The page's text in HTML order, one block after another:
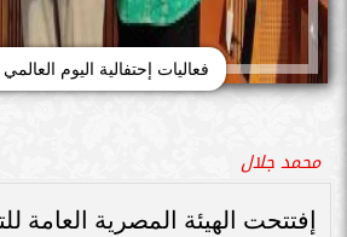
فعاليات إحتفالية اليوم
محمد جلال
إفتتحت الهيئة المصرية العامة